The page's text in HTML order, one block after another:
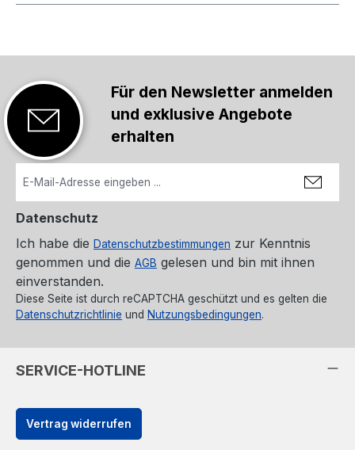
Für den Newsletter anmelden
und exklusive Angebote
erhalten
Datenschutz
Ich habe die Datenschutzbestimmungen zur Kenntnis
genommen und die AGB gelesen und bin mit ihnen
einverstanden.
Diese Seite ist durch reCAPTCHA geschützt und es gelten die
Datenschutzrichtlinie und Nutzungsbedingungen.
SERVICE-HOTLINE
Vertrag widerrufen